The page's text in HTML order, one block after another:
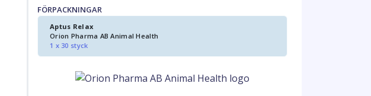
FÖRPACKNINGAR
Aptus Relax
Orion Pharma AB Animal Health
1 x 30 styck